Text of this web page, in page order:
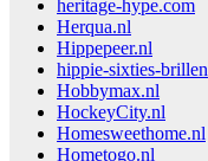
heritage-hype.com
Herqua.nl
Hippepeer.nl
hippie-sixties-brillen
Hobbymax.nl
HockeyCity.nl
Homesweethome.nl
Hometogo.nl